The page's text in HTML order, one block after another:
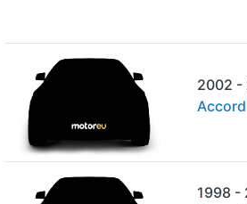
2002 -
1998 -